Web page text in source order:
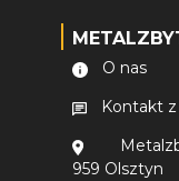
O nas
Kontakt
959 Olsztyn